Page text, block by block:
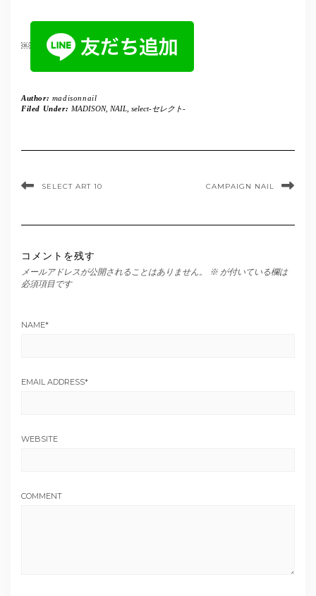
￼
Author: madisonnail
Filed Under: MADISON, NAIL, select-セレクト-
SELECT ART 10 CAMPAIGN NAIL
コメントを残す
メールアドレスが公開されることはありません。 ※ が付いている欄は
必須項目です
NAME*
EMAIL ADDRESS*
WEBSITE
COMMENT